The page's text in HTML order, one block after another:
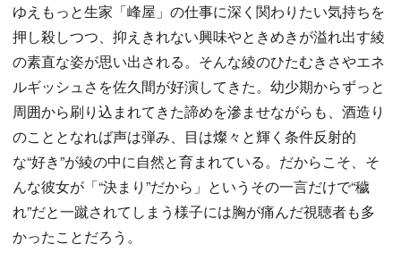
ゆえもっと生家「峰屋」の仕事に深く関わりたい気持ちを
押し殺しつつ、抑えきれない興味やときめきが溢れ出す綾
の素直な姿が思い出される。そんな綾のひたむきさやエネ
ルギッシュさを佐久間が好演してきた。幼少期からずっと
周囲から刷り込まれてきた諦めを滲ませながらも、酒造り
のこととなれば声は弾み、目は燦々と輝く条件反射的
な“好き”が綾の中に自然と育まれている。だからこそ、そ
んな彼女が「“決まり”だから」というその一言だけで“穢
れ”だと一蹴されてしまう様子には胸が痛んだ視聴者も多
かったことだろう。